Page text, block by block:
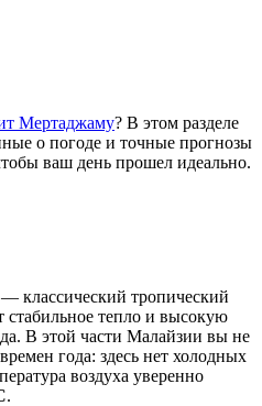
Мертаджаму? В этом разделе
о погоде и точные прогнозы
ваш день прошел идеально.
— классический тропический
стабильное тепло и высокую
В этой части Малайзии вы не
года: здесь нет холодных
воздуха уверенно
.